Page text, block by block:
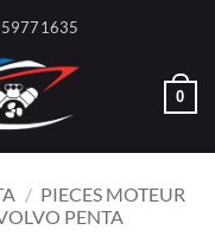
0
/ PIECES MOTEUR
PENTA